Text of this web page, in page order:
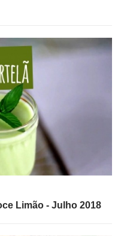
Limão - Julho 2018